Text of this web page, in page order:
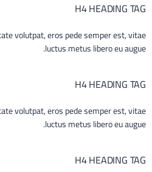
H4 HEADING TAG
volutpat, eros pede semper est, vitae
luctus metus libero eu augue.
H4 HEADING TAG
volutpat, eros pede semper est, vitae
luctus metus libero eu augue.
H4 HEADING TAG